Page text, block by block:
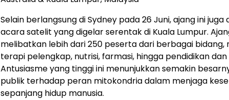
Selain berlangsung di Sydney pada 26 Juni, ajang ini juga
acara satelit yang digelar serentak di Kuala Lumpur.
melibatkan lebih dari 250 peserta dari berbagai bidang,
terapi pelengkap, nutrisi, farmasi, hingga pendidikan
Antusiasme yang tinggi ini menunjukkan semakin
publik terhadap peran mitokondria dalam menjaga
sepanjang hidup manusia.